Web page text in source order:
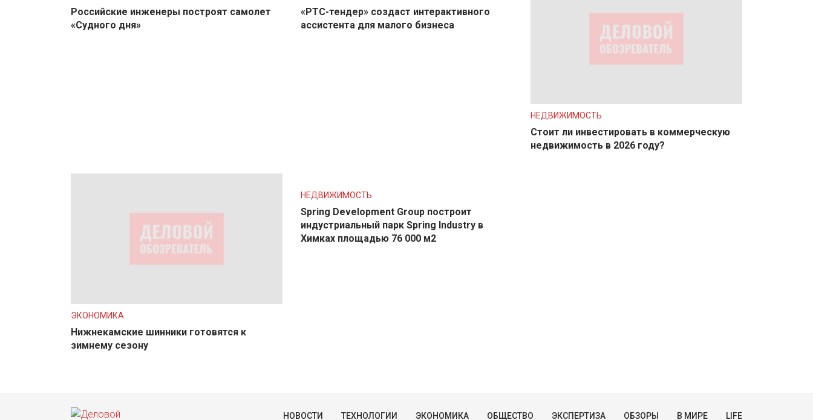
Российские инженеры построят самолет
«Судного дня»
«РТС-тендер» создаст интерактивного
ассистента для малого бизнеса
НЕДВИЖИМОСТЬ
Стоит ли инвестировать в коммерческую
недвижимость в 2026 году?
ЭКОНОМИКА
Нижнекамские шинники готовятся к
зимнему сезону
НЕДВИЖИМОСТЬ
Spring Development Group построит
индустриальный парк Spring Industry в
Химках площадью 76 000 м2
НОВОСТИ ТЕХНОЛОГИИ ЭКОНОМИКА ОБЩЕСТВО ЭКСПЕРТИЗА ОБЗОРЫ В МИРЕ LIFE